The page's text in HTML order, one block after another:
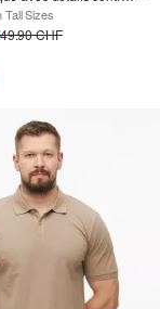
Tall Sizes
49.90 CHF